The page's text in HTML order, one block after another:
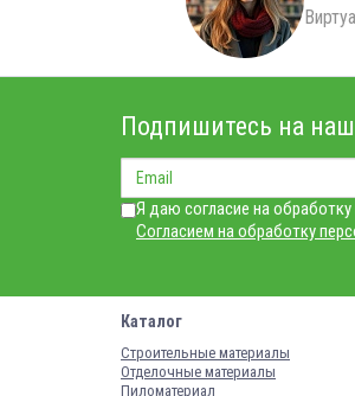
Подпишитесь на
Я даю согласие на
Согласием на обработку
Каталог
Строительные материалы
Отделочные материалы
Пиломатериал